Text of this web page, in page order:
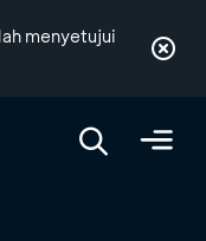
menyetujui